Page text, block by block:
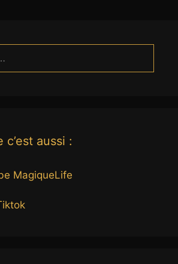
aussi :
MagiqueLife